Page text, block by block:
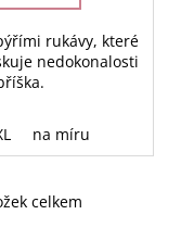
rukávy, které
nedokonalosti
na míru
Ocelkem